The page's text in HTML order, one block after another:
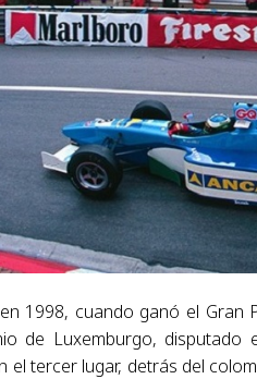
1998, cuando ganó el
de Luxemburgo,
el tercer lugar, detrás del